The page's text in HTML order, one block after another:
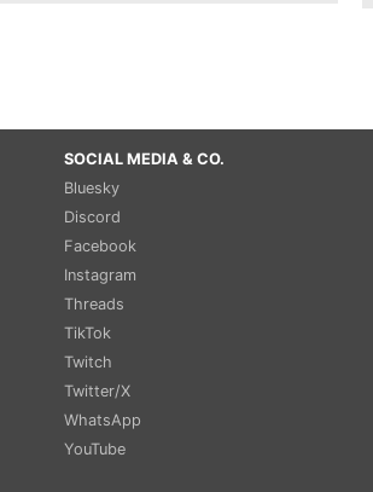
SOCIAL MEDIA & CO.
Bluesky
Discord
Facebook
Instagram
Threads
TikTok
Twitch
Twitter/X
WhatsApp
YouTube